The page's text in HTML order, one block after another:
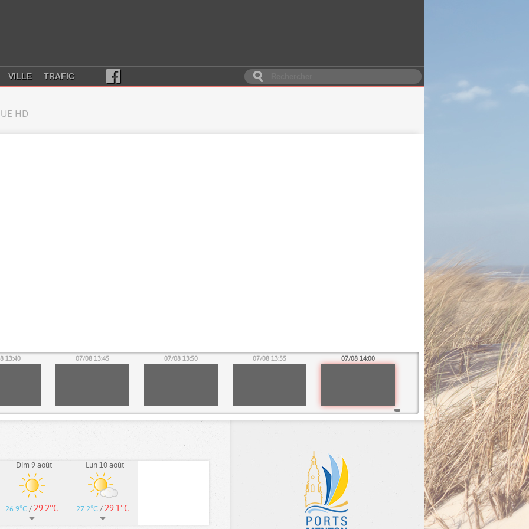
VILLE TRAFIC
HD
13:40 07/08 13:45 07/08 13:50 07/08 13:55 07/08 14:00
Dim 9 août
26.9°C / 29.2°C
Lun 10 août
27.2°C / 29.1°C